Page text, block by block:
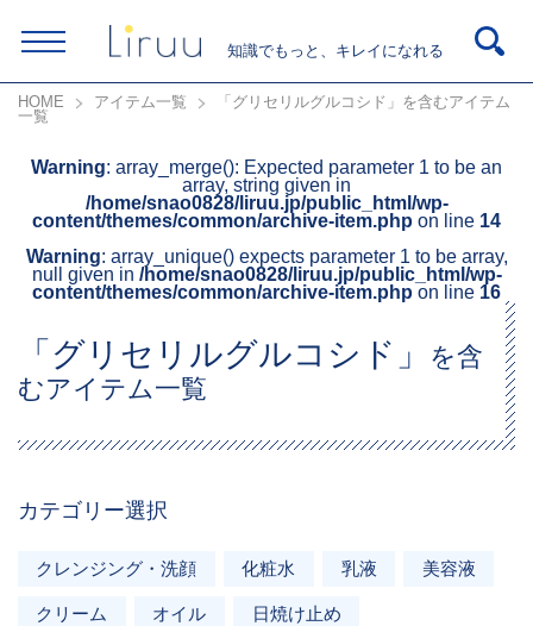
知識でもっと、キレイになれる
HOME アイテム一覧
「グリセリルグルコシド」を含むアイテム
一覧
Warning: array_merge(): Expected parameter 1 to be an
array, string given in
/home/snao0828/liruu.jp/public_html/wp-
content/themes/common/archive-item.php on line 14
Warning: array_unique() expects parameter 1 to be array,
null given in /home/snao0828/liruu.jp/public_html/wp-
content/themes/common/archive-item.php on line 16
「グリセリルグルコシド」
を含
むアイテム一覧
カテゴリー選択
クレンジング・洗顔 化粧水 乳液 美容液
クリーム オイル 日焼け止め